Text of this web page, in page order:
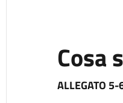
Cosa
ALLEGATO 5-